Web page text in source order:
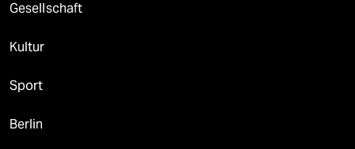
Gesellschaft
Kultur
Sport
Berlin